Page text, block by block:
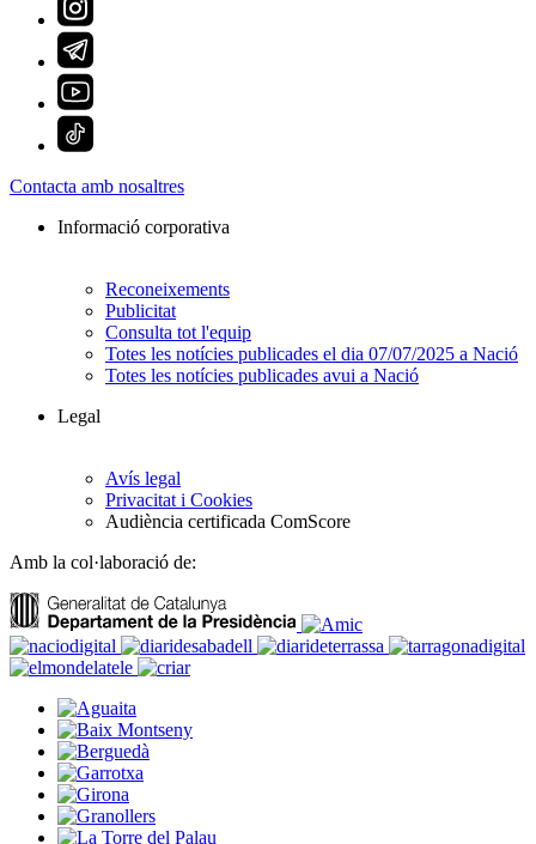
Contacta amb nosaltres
Informació corporativa
Reconeixements
Publicitat
Consulta tot l'equip
Totes les notícies publicades el dia 07/07/2025 a Nació
Totes les notícies publicades avui a Nació
Legal
Avís legal
Privacitat i Cookies
Audiència certificada ComScore
Amb la col·laboració de: